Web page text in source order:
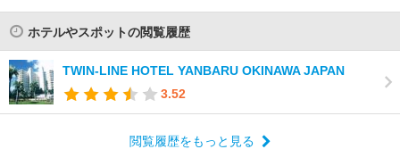
ホテルやスポットの閲覧履歴
TWIN-LINE HOTEL YANBARU OKINAWA JAPAN
3.52
閲覧履歴をもっと見る